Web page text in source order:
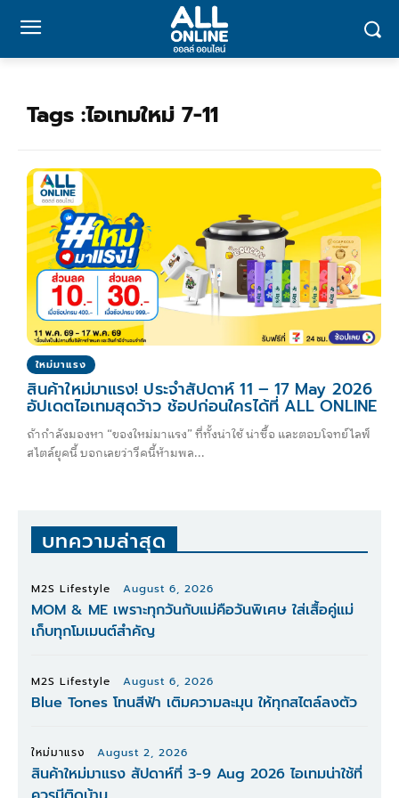
Tags :ไอเทมใหม่ 7-11
ใหม่มาแรง
สินค้าใหม่มาแรง! ประจำสัปดาห์ 11 – 17 May 2026
อัปเดตไอเทมสุดว้าว ช้อปก่อนใครได้ที่ ALL ONLINE
ถ้ากำลังมองหา “ของใหม่มาแรง” ที่ทั้งน่าใช้ น่าซื้อ และตอบโจทย์ไลฟ์
สไตล์ยุคนี้ บอกเลยว่าวีคนี้ห้ามพล...
บทความล่าสุด
M2S Lifestyle August 6, 2026
MOM & ME เพราะทุกวันกับแม่คือวันพิเศษ ใส่เสื้อคู่แม่
เก็บทุกโมเมนต์สำคัญ
M2S Lifestyle August 6, 2026
Blue Tones โทนสีฟ้า เติมความละมุน ให้ทุกสไตล์ลงตัว
ใหม่มาแรง August 2, 2026
สินค้าใหม่มาแรง สัปดาห์ที่ 3-9 Aug 2026 ไอเทมน่าใช้ที่